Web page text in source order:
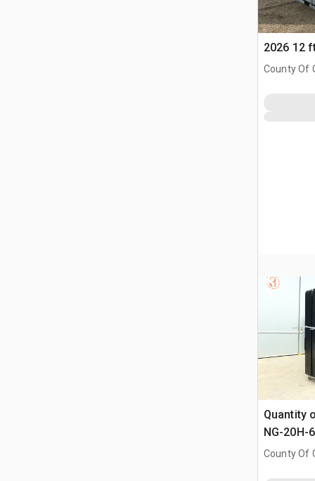
2026 12
County Of
Quantity
NG-20H-
Wrought
County Of